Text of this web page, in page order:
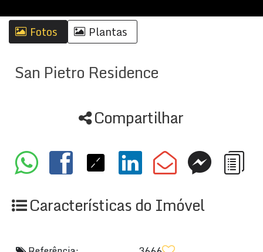
Fotos Plantas
San Pietro Residence
Compartilhar
Características do Imóvel